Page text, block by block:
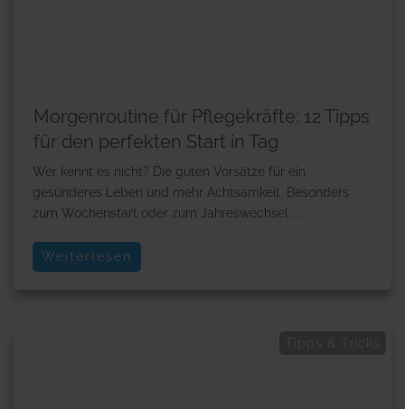
Morgenroutine für Pflegekräfte: 12 Tipps
für den perfekten Start in Tag
Wer kennt es nicht? Die guten Vorsätze für ein
gesünderes Leben und mehr Achtsamkeit. Besonders
zum Wochenstart oder zum Jahreswechsel
Weiterlesen